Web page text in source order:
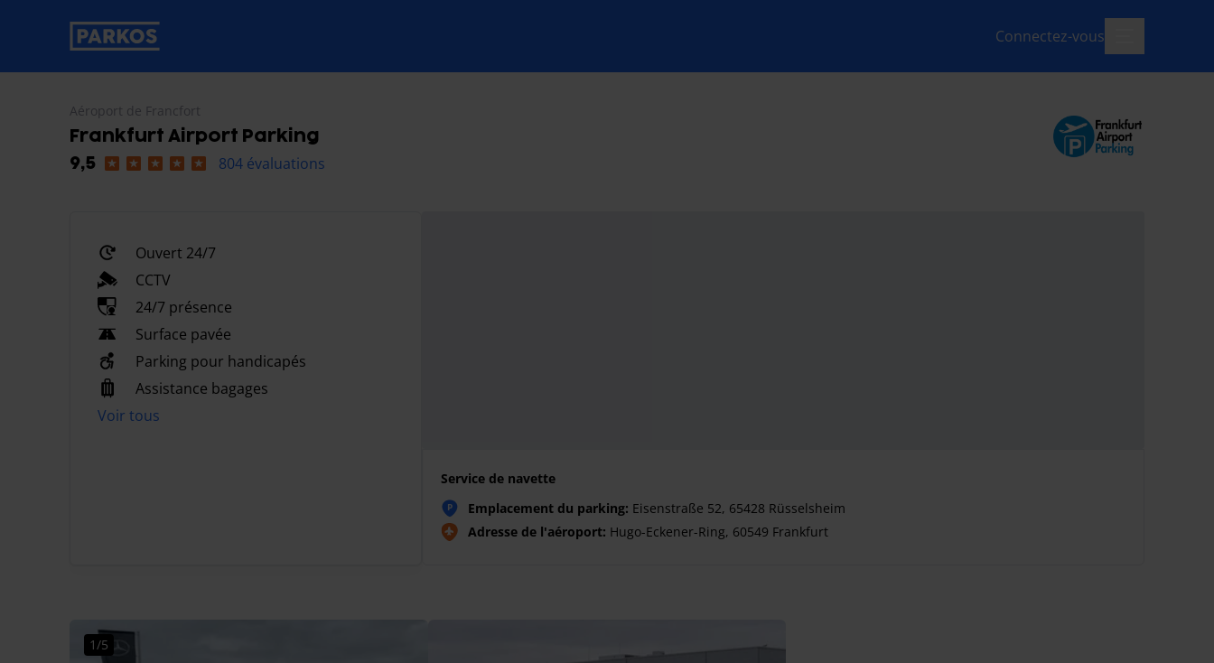
étiquette-de-navigation-principale Connectez-vous
Aéroport de Francfort
Frankfurt Airport Parking
9,5
804 évaluations
Ouvert 24/7
CCTV
24/7 présence
Surface pavée
Parking pour handicapés
Assistance bagages
Voir tous
Service de navette
P Emplacement du parking: Eisenstraße 52, 65428 Rüsselsheim
Adresse de l'aéroport: Hugo-Eckener-Ring, 60549 Frankfurt
1/5